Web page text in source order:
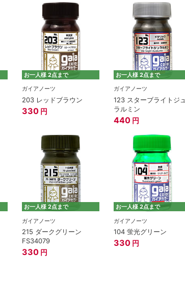
お一人様 2点まで
ガイアノーツ
203 レッドブラウン
330 円
お一人様 2点まで
ガイアノーツ
123 スターブライトジュ
ラルミン
440 円
お一人様 2点まで
ガイアノーツ
215 ダークグリーン
FS34079
330 円
お一人様 2点まで
ガイアノーツ
104 蛍光グリーン
330 円